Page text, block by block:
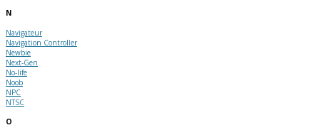
N
Navigateur
Navigation Controller
Newbie
Next-Gen
No-life
Noob
NPC
NTSC
O